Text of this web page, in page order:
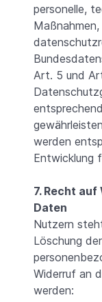
personelle,
Art. 5 und
werden
Entwicklung
7. Recht
Daten
Nutzern
Löschung
Widerruf an
werden: